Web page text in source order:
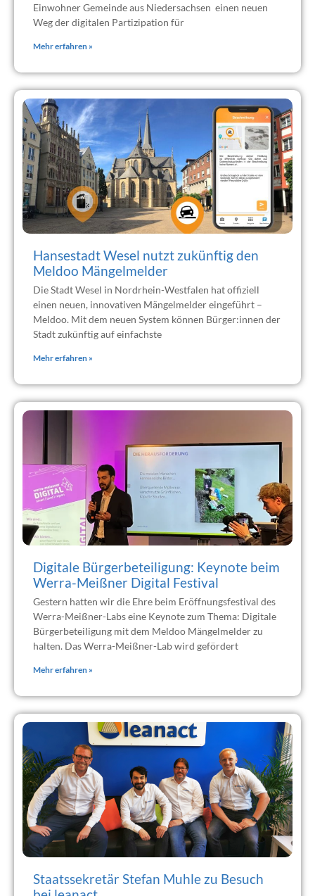
Einwohner Gemeinde aus Niedersachsen einen neuen
Weg der digitalen Partizipation für
Mehr erfahren »
Hansestadt Wesel nutzt zukünftig den
Meldoo Mängelmelder
Die Stadt Wesel in Nordrhein-Westfalen hat offiziell
einen neuen, innovativen Mängelmelder eingeführt –
Meldoo. Mit dem neuen System können Bürger:innen der
Stadt zukünftig auf einfachste
Mehr erfahren »
Digitale Bürgerbeteiligung: Keynote beim
Werra-Meißner Digital Festival
Gestern hatten wir die Ehre beim Eröffnungsfestival des
Werra-Meißner-Labs eine Keynote zum Thema: Digitale
Bürgerbeteiligung mit dem Meldoo Mängelmelder zu
halten. Das Werra-Meißner-Lab wird gefördert
Mehr erfahren »
Staatssekretär Stefan Muhle zu Besuch